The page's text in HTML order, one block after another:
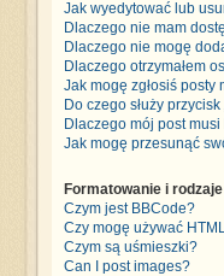
Jak wyedytować lub
Dlaczego nie mam
Dlaczego nie mogę
Dlaczego otrzymałem
Jak mogę zgłosiś posty
Do czego służy
Dlaczego mój post
Jak mogę przesunąć
Formatowanie i
Czym jest BBCode?
Czy mogę używać
Czym są uśmieszki?
Can I post images?